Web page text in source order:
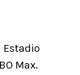
Estadio
Max.